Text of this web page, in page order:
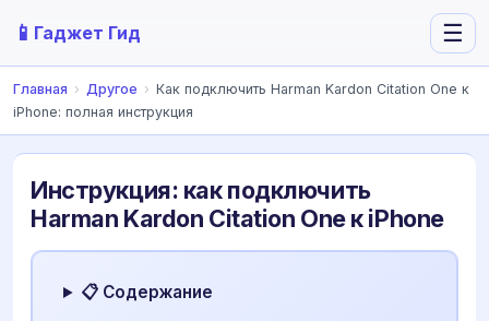
📱 Гаджет Гид ☰
Главная › Другое › Как подключить Harman Kardon Citation One к
iPhone: полная инструкция
Инструкция: как подключить
Harman Kardon Citation One к iPhone
📋 Содержание